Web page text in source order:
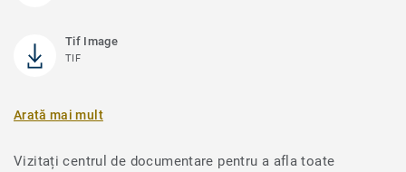
Tif Image
TIF
Arată mai mult
Vizitați centrul de documentare pentru a afla toate